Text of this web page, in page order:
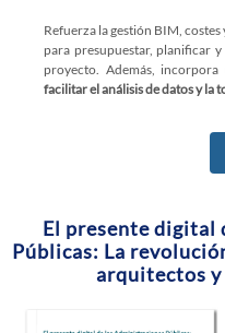
Refuerza la gestión BIM,
para presupuestar, planificar
proyecto. Además,
facilitar el análisis de datos y la
El presente digital
Públicas: La
arquitectos y